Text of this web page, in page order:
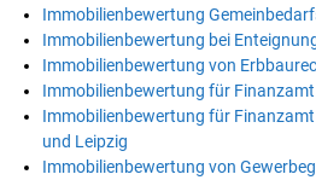
Immobilienbewertung
Immobilienbewertung bei
Immobilienbewertung von
Immobilienbewertung für Finanzamt
Immobilienbewertung für
und Leipzig
Immobilienbewertung von